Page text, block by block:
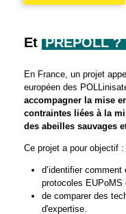
Et PREPOLL ?
En France, un projet
européen des
accompagner la mise
contraintes liées à la
des abeilles sauvages
Ce projet a pour objectif :
d’identifier
protocoles EUPoMS
de comparer des
d'expertise.